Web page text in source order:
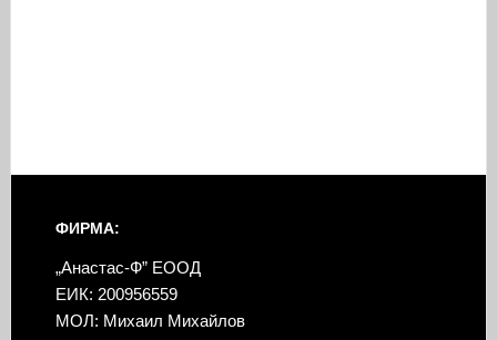
ФИРМА:
„Анастас-Ф” ЕООД
ЕИК: 200956559
МОЛ: Михаил Михайлов